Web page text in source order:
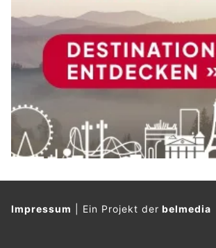
Impressum Ein Projekt derbelmedia